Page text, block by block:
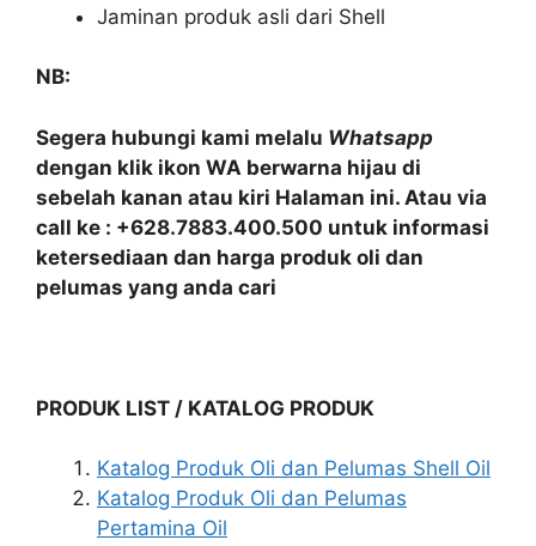
Jaminan produk asli dari Shell
NB:
Segera hubungi kami melalu Whatsapp
dengan klik ikon WA berwarna hijau di
sebelah kanan atau kiri Halaman ini. Atau via
call ke : +628.7883.400.500 untuk informasi
ketersediaan dan harga produk oli dan
pelumas yang anda cari
PRODUK LIST / KATALOG PRODUK
Katalog Produk Oli dan Pelumas Shell Oil
Katalog Produk Oli dan Pelumas
Pertamina Oil